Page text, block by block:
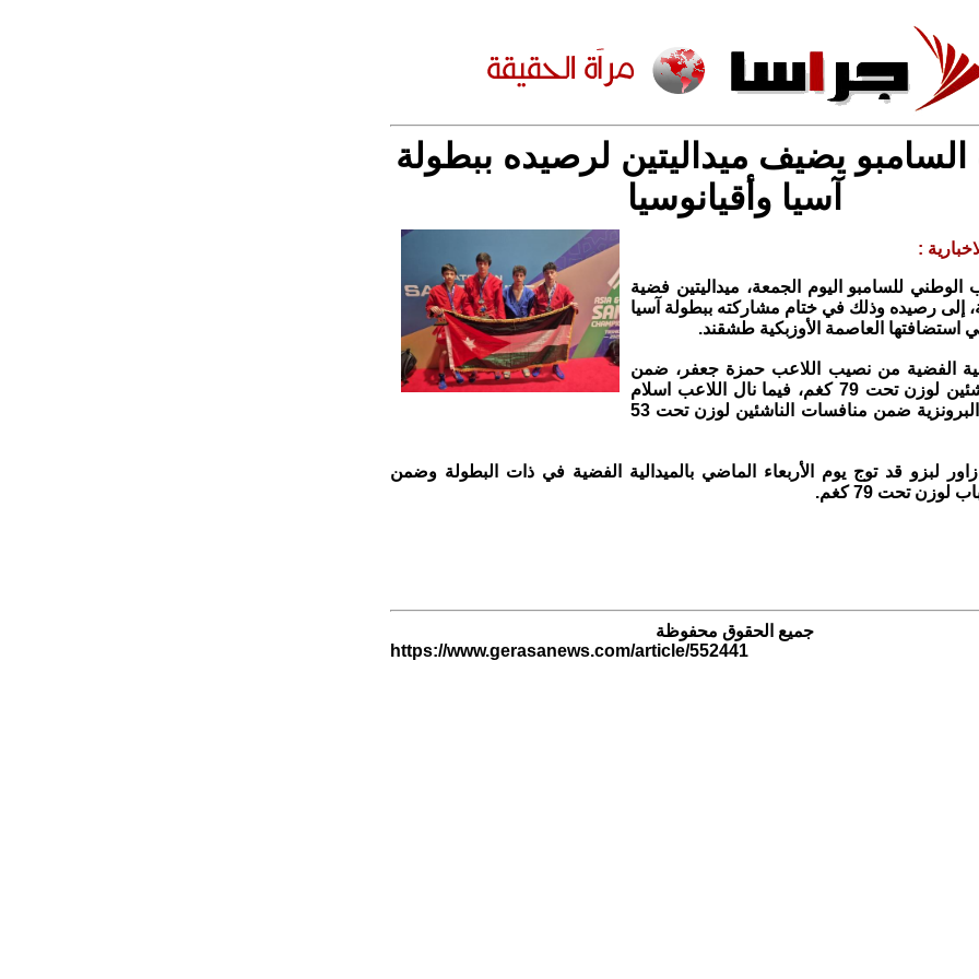
يضيف ميداليتين لرصيده ببطولة
آسيا وأقيانوسيا
:
الوطني للسامبو اليوم الجمعة، ميداليتين فضية
إلى رصيده وذلك في ختام مشاركته ببطولة آسيا
استضافتها العاصمة الأوزبكية طشقند.
الفضية من نصيب اللاعب حمزة جعفر، ضمن
منافسات الناشئين لوزن تحت 79 كغم، فيما نال اللاعب اسلام
لبزو الميدالية البرونزية ضمن منافسات الناشئين لوزن تحت 53
لبزو قد توج يوم الأربعاء الماضي بالميدالية الفضية في ذات البطولة وضمن
تحت 79 كغم.
جميع الحقوق محفوظة
https://www.gerasanews.com/article/552441